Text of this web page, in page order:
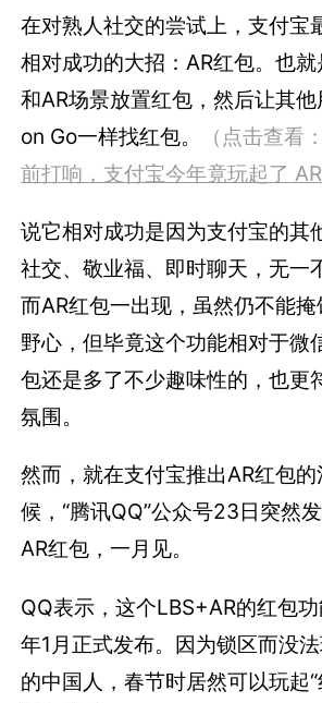
在对熟人社交的尝试上，支付宝
相对成功的大招：AR红包。也
和AR场景放置红包，然后让其
on Go一样找红包。
（点击查看：
前打响，支付宝今年竟玩起了 AR
说它相对成功是因为支付宝的其
社交、敬业福、即时聊天，无一
而AR红包一出现，虽然仍不能
野心，但毕竟这个功能相对于微
包还是多了不少趣味性的，也更
氛围。
然而，就在支付宝推出AR红包
候，“腾讯QQ”公众号23日突然
AR红包，一月见。
QQ表示，这个LBS+AR的红包
年1月正式发布。因为锁区而没
的中国人，春节时居然可以玩起